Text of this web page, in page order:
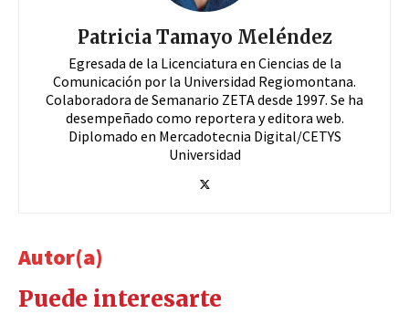
Patricia Tamayo Meléndez
Egresada de la Licenciatura en Ciencias de la
Comunicación por la Universidad Regiomontana.
Colaboradora de Semanario ZETA desde 1997. Se ha
desempeñado como reportera y editora web.
Diplomado en Mercadotecnia Digital/CETYS
Universidad
Autor(a)
Puede interesarte